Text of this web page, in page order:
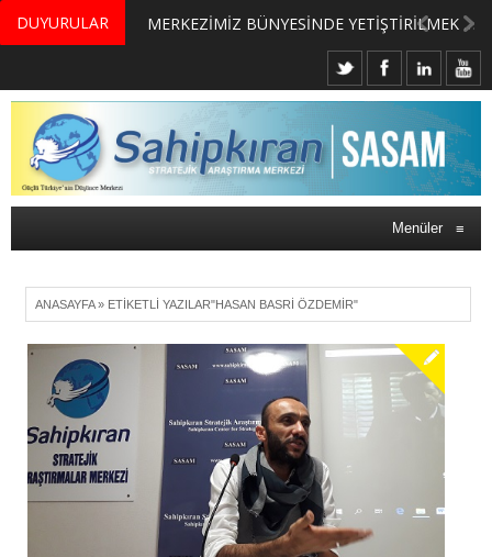
DUYURULAR MERKEZİMİZ BÜNYESİNDE YETİŞTİRİLMEK ÜZERE GÖNÜLLÜ ÜLKE MASASI UZMANI VE UZMAN ADAYLARI ARIYORUZ
Menüler ≡
ANASAYFA» ETIKETLI YAZILAR"HASAN BASRI ÖZDEMİR"